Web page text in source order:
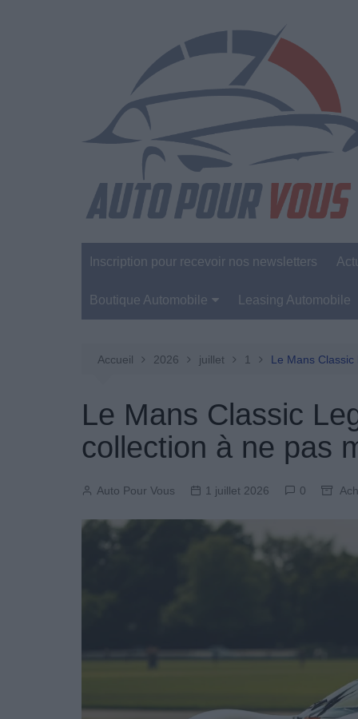
Inscription pour recevoir nos newsletters
Boutique Automobile
Entretien Automobile
Produits Boutique
Leasing Automobile
Accueil 2026 juillet 1 Le Mans
Le Mans Classic
collection à ne pas
Auto Pour Vous 1 juillet 2026 0